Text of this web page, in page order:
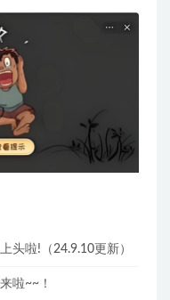
头啦!（24.9.10更新）
啦~~！